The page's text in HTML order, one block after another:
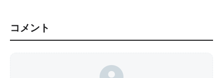
コメント